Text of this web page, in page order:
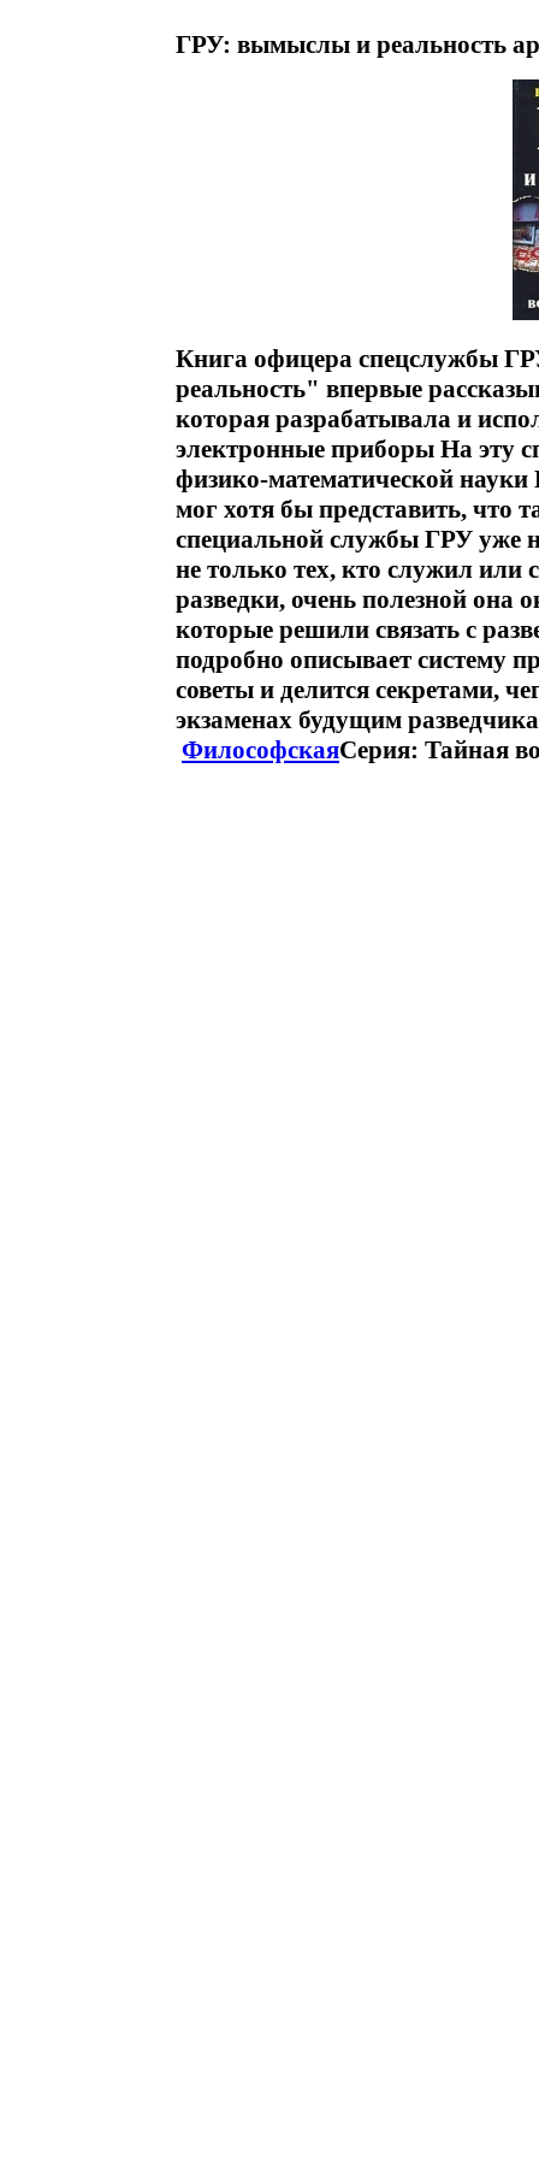
ГРУ: вымыслы и реальность
Книга офицера спецслужбы
реальность" впервые
которая разрабатывала и
электронные приборы На эту
физико-математической
мог хотя бы представить, что
специальной службы ГРУ уже
не только тех, кто служил
разведки, очень полезной она
которые решили связать с
подробно описывает систему
советы и делится секретами,
экзаменах будущим
ФилософскаяСерия: Тайная